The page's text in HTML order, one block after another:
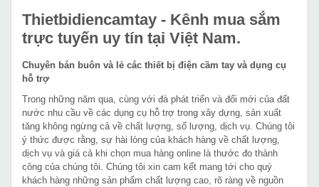
Thietbidiencamtay - Kênh mua sắm
trực tuyến uy tín tại Việt Nam.
Chuyên bán buôn và lẻ các thiết bị điện cầm tay và dụng cụ
hỗ trợ
Trong những năm qua, cùng với đà phát triển và đổi mới của đất
nước nhu cầu về các dụng cụ hỗ trợ trong xây dựng, sản xuất
tăng không ngừng cả về chất lượng, số lượng, dịch vụ. Chúng tôi
ý thức được rằng, sự hài lòng của khách hàng về chất lượng,
dịch vụ và giá cả khi chọn mua hàng online là thước đo thành
công của chúng tôi. Chúng tôi xin cam kết mang tới cho quý
khách hàng những sản phẩm chất lượng cao, rõ ràng về nguồn